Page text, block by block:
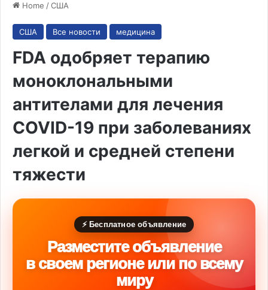
Home /США
США Все новости медицина
FDA одобряет терапию
моноклональными
антителами для лечения
COVID-19 при заболеваниях
легкой и средней степени
тяжести
⚡ Бесплатное объявление
Разместите объявление
в своем регионе или по всему
миру